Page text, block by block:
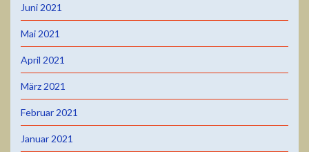
Juni 2021
Mai 2021
April 2021
März 2021
Februar 2021
Januar 2021